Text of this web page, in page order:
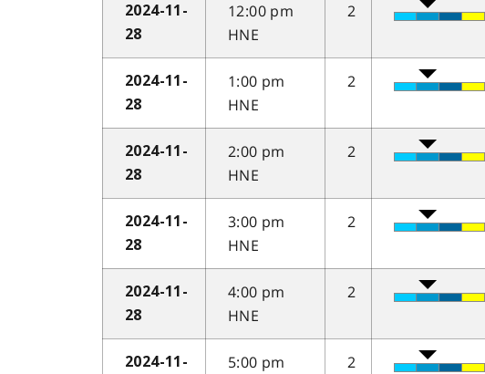
2024-11-
28
12:00 pm
HNE
2
2024-11-
28
1:00 pm
HNE
2
2024-11-
28
2:00 pm
HNE
2
2024-11-
28
3:00 pm
HNE
2
2024-11-
28
4:00 pm
HNE
2
2024-11-
5:00 pm
2